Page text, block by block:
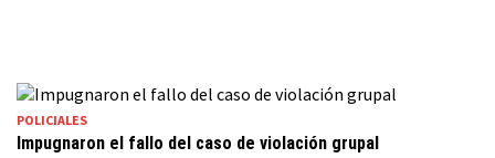
POLICIALES
Impugnaron el fallo del caso de violación grupal